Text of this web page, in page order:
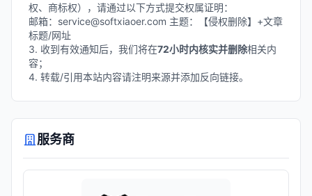
权、商标权），请通过以下方式提交权属证明：
邮箱：service@softxiaoer.com 主题：【侵权删除】+文章
标题/网址
3. 收到有效通知后，我们将在72小时内核实并删除相关内
容；
4. 转载/引用本站内容请注明来源并添加反向链接。
服务商